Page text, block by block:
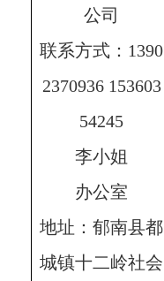
公司
联系方式：1390
2370936 153603
54245
李小姐
办公室
地址：郁南县都
城镇十二岭社会